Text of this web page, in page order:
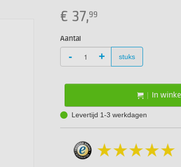
€ 37,99
Aantal
- + stuks
In
Levertijd 1-3 werkdagen